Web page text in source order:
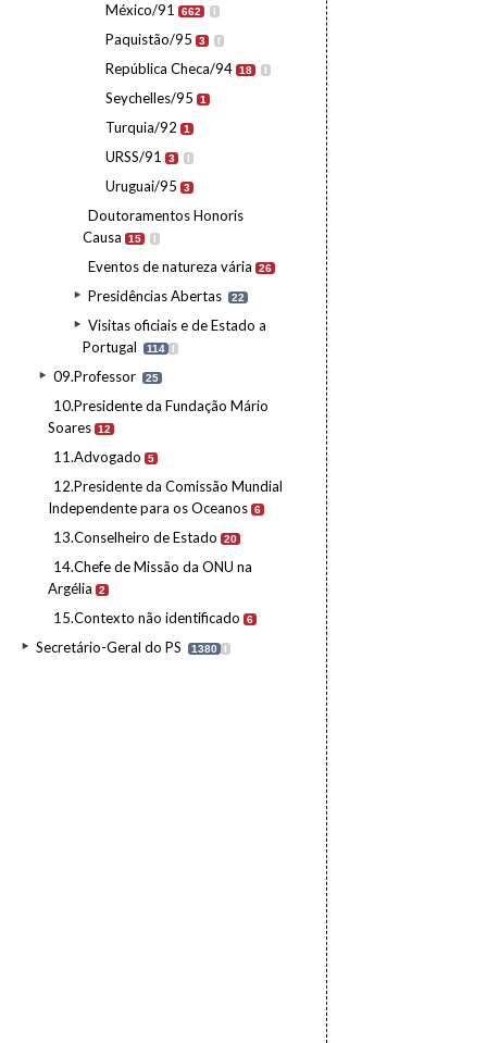
México/91 662 I
Paquistão/95 3 I
República Checa/94 18 I
Seychelles/95 1
Turquia/92 1
URSS/91 3 I
Uruguai/95 3
Doutoramentos Honoris
Causa
15 I
Eventos de natureza vária 26
Presidências Abertas 22
Visitas oficiais e de Estado a
Portugal
114 I
09.Professor 25
10.Presidente da Fundação Mário
Soares 12
11.Advogado 5
12.Presidente da Comissão Mundial
Independente para os Oceanos 6
13.Conselheiro de Estado 20
14.Chefe de Missão da ONU na
Argélia
2
15.Contexto não identificado 6
Secretário-Geral do PS 1380 I